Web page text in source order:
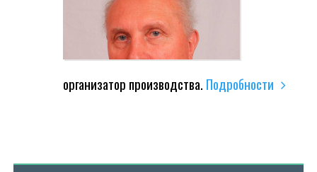
организатор производства. Подробности